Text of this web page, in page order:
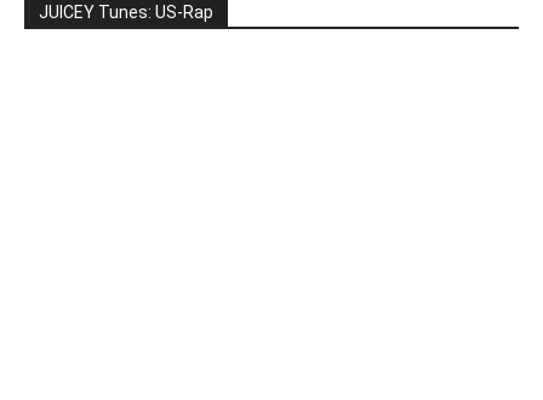
JUICEY Tunes: US-Rap